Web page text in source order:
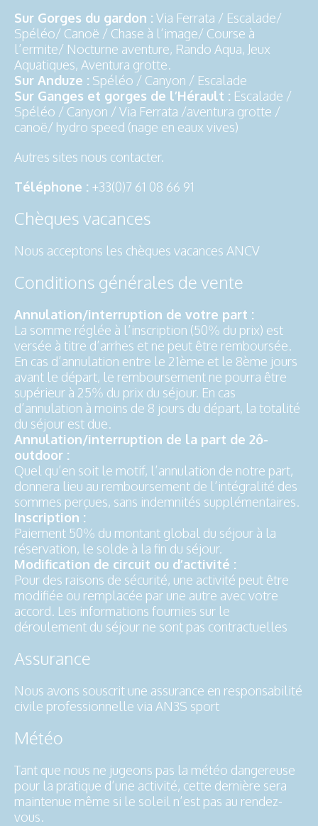
Sur Gorges du gardon : Via Ferrata / Escalade/
Spéléo/ Canoë / Chase à l’image/ Course à
l’ermite/ Nocturne aventure, Rando Aqua, Jeux
Aquatiques, Aventura grotte.
Sur Anduze : Spéléo / Canyon / Escalade
Sur Ganges et gorges de l’Hérault : Escalade /
Spéléo / Canyon / Via Ferrata /aventura grotte /
canoë/ hydro speed (nage en eaux vives)
Autres sites nous contacter.
Téléphone : +33(0)7 61 08 66 91
Chèques vacances
Nous acceptons les chèques vacances ANCV
Conditions générales de vente
Annulation/interruption de votre part :
La somme réglée à l’inscription (50% du prix) est
versée à titre d’arrhes et ne peut être remboursée.
En cas d’annulation entre le 21ème et le 8ème jours
avant le départ, le remboursement ne pourra être
supérieur à 25% du prix du séjour. En cas
d’annulation à moins de 8 jours du départ, la totalité
du séjour est due.
Annulation/interruption de la part de 2ô-
outdoor :
Quel qu’en soit le motif, l’annulation de notre part,
donnera lieu au remboursement de l’intégralité des
sommes perçues, sans indemnités supplémentaires.
Inscription :
Paiement 50% du montant global du séjour à la
réservation, le solde à la fin du séjour.
Modification de circuit ou d’activité :
Pour des raisons de sécurité, une activité peut être
modifiée ou remplacée par une autre avec votre
accord. Les informations fournies sur le
déroulement du séjour ne sont pas contractuelles
Assurance
Nous avons souscrit une assurance en responsabilité
civile professionnelle via AN3S sport
Météo
Tant que nous ne jugeons pas la météo dangereuse
pour la pratique d’une activité, cette dernière sera
maintenue même si le soleil n’est pas au rendez-
vous.